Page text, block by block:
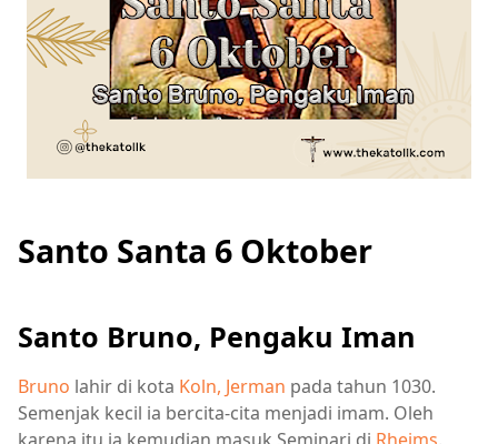
Santo Santa 6 Oktober
Santo Bruno, Pengaku Iman
Bruno lahir di kota Koln, Jerman pada tahun 1030.
Semenjak kecil ia bercita-cita menjadi imam. Oleh